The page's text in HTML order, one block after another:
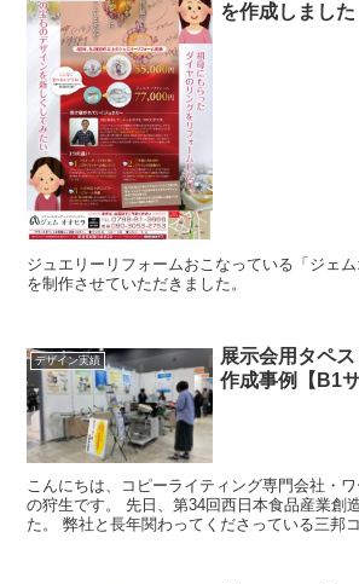
を作成しました
ジュエリーリフォームおこなっている「ジェ
を制作させていただきました。
デザイン実績
展示会用タペ
作成事例【B1サ
こんにちは、コピーライティング専門会社・
の狩生です。 先日、第34回西日本食品産業創造展’24に行ってきまし
た。 弊社と長年関わってくださっている三邦コーポレーションさん